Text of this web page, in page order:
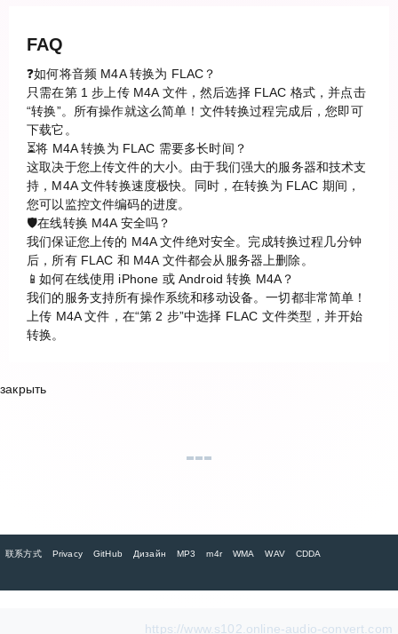
FAQ
❓如何将音频 M4A 转换为 FLAC？
只需在第 1 步上传 M4A 文件，然后选择 FLAC 格式，并点击
“转换”。所有操作就这么简单！文件转换过程完成后，您即可
下载它。
⏳将 M4A 转换为 FLAC 需要多长时间？
这取决于您上传文件的大小。由于我们强大的服务器和技术支
持，M4A 文件转换速度极快。同时，在转换为 FLAC 期间，
您可以监控文件编码的进度。
🛡️在线转换 M4A 安全吗？
我们保证您上传的 M4A 文件绝对安全。完成转换过程几分钟
后，所有 FLAC 和 M4A 文件都会从服务器上删除。
📱如何在线使用 iPhone 或 Android 转换 M4A？
我们的服务支持所有操作系统和移动设备。一切都非常简单！
上传 M4A 文件，在“第 2 步”中选择 FLAC 文件类型，并开始
转换。
закрыть
联系方式 Privacy GitHub Дизайн MP3 m4r WMA WAV CDDA
https://www.s102.online-audio-convert.com